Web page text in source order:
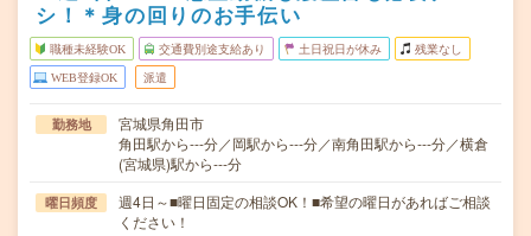
シ！＊身の回りのお手伝い
職種未経験OK 交通費別途支給あり 土日祝日が休み 残業なし
WEB登録OK 派遣
勤務地
宮城県角田市
角田駅から---分／岡駅から---分／南角田駅から---分／横倉
(宮城県)駅から---分
曜日頻度
週4日～■曜日固定の相談OK！■希望の曜日があればご相談
ください！